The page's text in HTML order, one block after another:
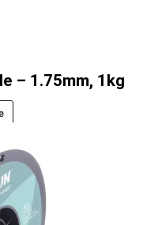
– 1.75mm, 1kg